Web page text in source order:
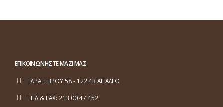
ΕΠΙΚΟΙΝΩΝΗΣΤΕ ΜΑΖΙ ΜΑΣ
ΕΔΡΑ: ΕΒΡΟΥ 58 - 122 43 ΑΙΓΑΛΕΩ
ΤΗΛ & FAX: 213 00 47 452